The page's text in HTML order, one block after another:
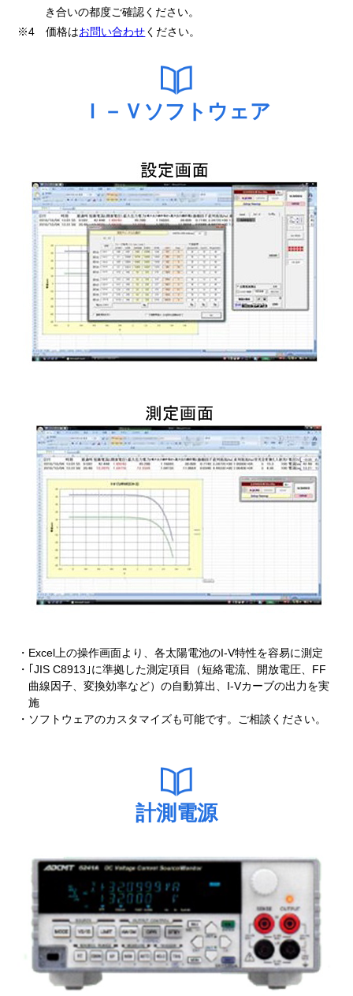
き合いの都度ご確認ください。
※4 価格はお問い合わせください。
Ｉ－Ｖソフトウェア
Excel上の操作画面より、各太陽電池のI-V特性を容易に測定
｢JIS C8913｣に準拠した測定項目（短絡電流、開放電圧、FF
曲線因子、変換効率など）の自動算出、I-Vカーブの出力を実
施
ソフトウェアのカスタマイズも可能です。ご相談ください。
計測電源